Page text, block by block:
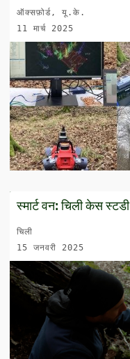
ऑक्सफ़ोर्ड, यू.के.
11 मार्च 2025
स्मार्ट वन: चिली केस स्टडी
चिली
15 जनवरी 2025